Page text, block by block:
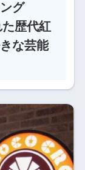
グ
た歴代紅
な芸能